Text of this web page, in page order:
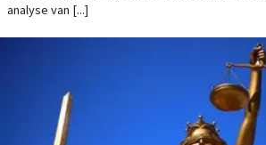
analyse van [...]